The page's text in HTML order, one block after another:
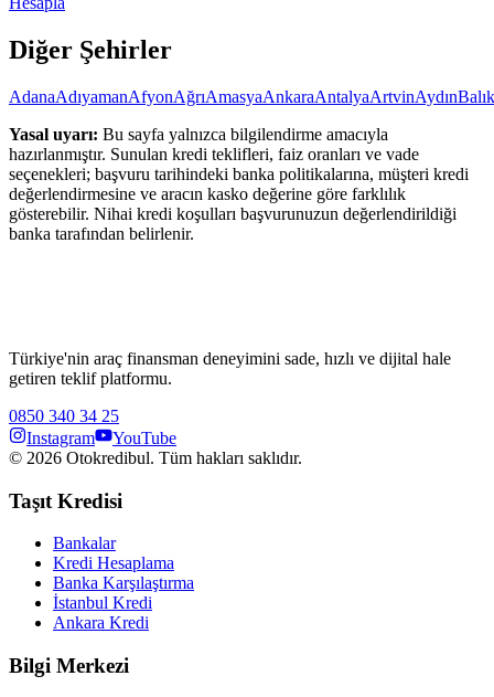
Diğer Şehirler
AdanaAdıyamanAfyonAğrıAmasyaAnkaraAntalyaArtvinAydın
Yasal uyarı: Bu sayfa yalnızca bilgilendirme amacıyla
hazırlanmıştır. Sunulan kredi teklifleri, faiz oranları ve vade
seçenekleri; başvuru tarihindeki banka politikalarına, müşteri kredi
değerlendirmesine ve aracın kasko değerine göre farklılık
gösterebilir. Nihai kredi koşulları başvurunuzun değerlendirildiği
banka tarafından belirlenir.
Türkiye'nin araç finansman deneyimini sade, hızlı ve dijital hale
getiren teklif platformu.
0850 340 34 25
Instagram
YouTube
© 2026 Otokredibul. Tüm hakları saklıdır.
Taşıt Kredisi
Bankalar
Kredi Hesaplama
Banka Karşılaştırma
İstanbul Kredi
Ankara Kredi
Bilgi Merkezi